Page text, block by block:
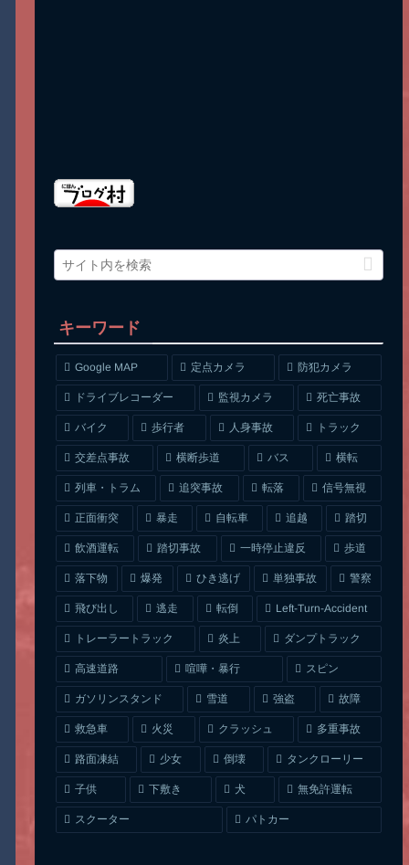
キーワード
Google MAP 定点カメラ 防犯カメラ
ドライブレコーダー 監視カメラ 死亡事故
バイク 歩行者 人身事故 トラック
交差点事故 横断歩道 バス 横転
列車・トラム 追突事故 転落 信号無視
正面衝突 暴走 自転車 追越 踏切
飲酒運転 踏切事故 一時停止違反 歩道
落下物 爆発 ひき逃げ 単独事故 警察
飛び出し 逃走 転倒 Left-Turn-Accident
トレーラートラック 炎上 ダンプトラック
高速道路 喧嘩・暴行 スピン
ガソリンスタンド 雪道 強盗 故障
救急車 火災 クラッシュ 多重事故
路面凍結 少女 倒壊 タンクローリー
子供 下敷き 犬 無免許運転
スクーター パトカー